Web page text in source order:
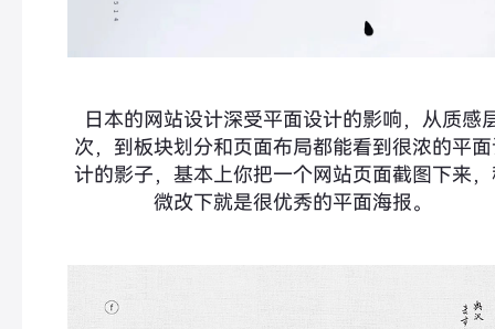
日本的网站设计深受平面设计的影响，从质感
次，到板块划分和页面布局都能看到很浓的平
计的影子，基本上你把一个网站页面截图下来
微改下就是很优秀的平面海报。